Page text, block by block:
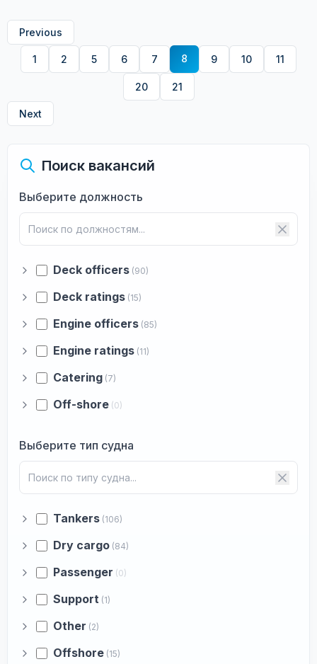
Поиск вакансий
Выберите должность
Deck officers (90)
Deck ratings (15)
Engine officers (85)
Engine ratings (11)
Catering (7)
Off-shore (0)
Выберите тип судна
Tankers (106)
Dry cargo (84)
Passenger (0)
Support (1)
Other (2)
Offshore (15)
Previous
1 2 5 6 7 8 9 10 11
20 21
Next